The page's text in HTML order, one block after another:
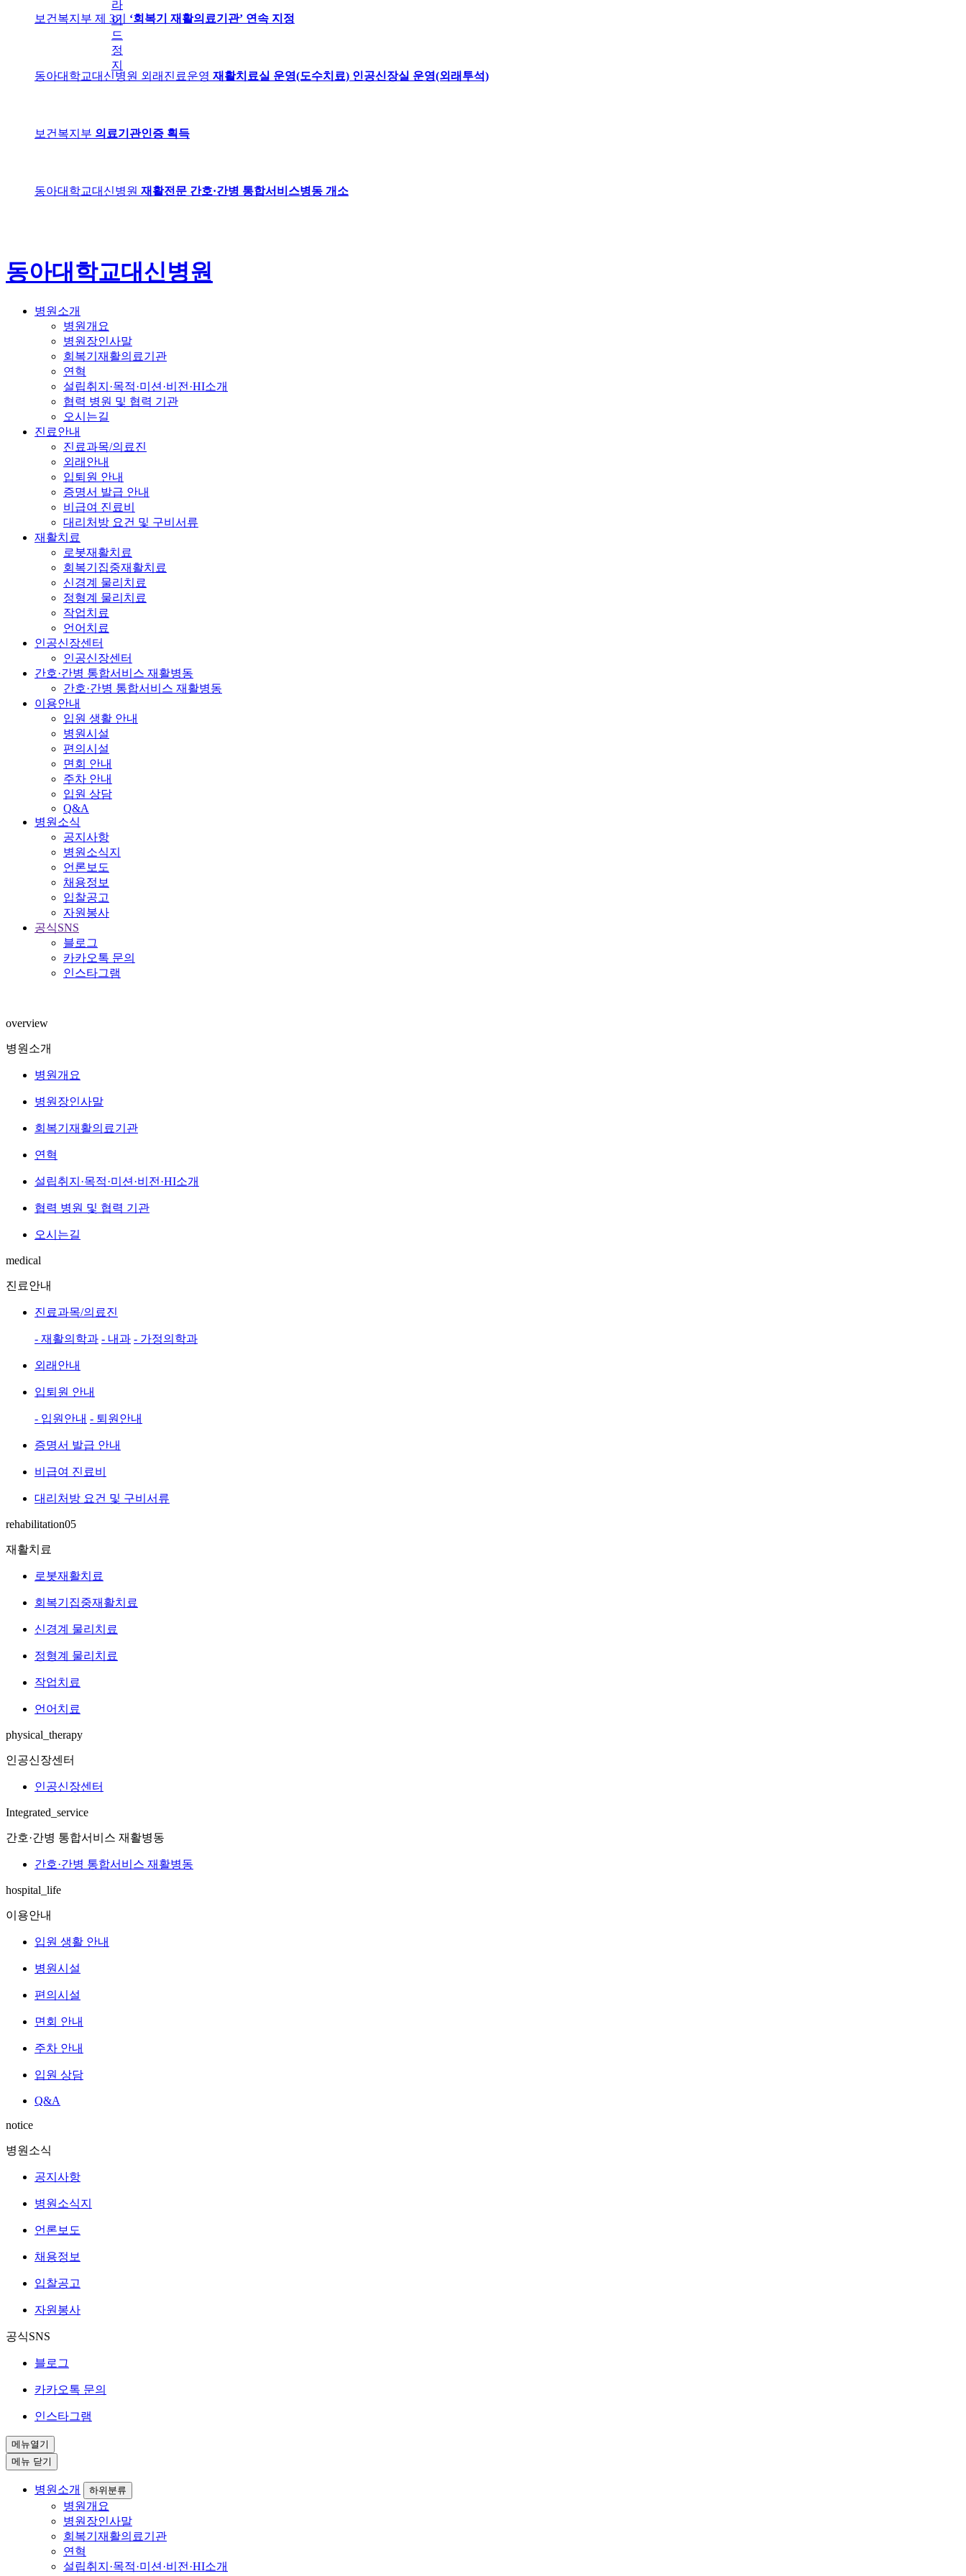
보건복지부 제 3기 ‘회복기 재활의료기관’ 연속 지정
동아대학교대신병원 외래진료운영 재활치료실 운영(도수치료) 인공신장실 운영(외래투석)
보건복지부 의료기관인증 획득
동아대학교대신병원 재활전문 간호·간병 통합서비스병동 개소
라
이
드
정
지
동아대학교대신병원
병원소개
병원개요
병원장인사말
회복기재활의료기관
연혁
설립취지·목적·미션·비전·HI소개
협력 병원 및 협력 기관
오시는길
진료안내
진료과목/의료진
외래안내
입퇴원 안내
증명서 발급 안내
비급여 진료비
대리처방 요건 및 구비서류
재활치료
로봇재활치료
회복기집중재활치료
신경계 물리치료
정형계 물리치료
작업치료
언어치료
인공신장센터
인공신장센터
간호·간병 통합서비스 재활병동
간호·간병 통합서비스 재활병동
이용안내
입원 생활 안내
병원시설
편의시설
면회 안내
주차 안내
입원 상담
Q&A
병원소식
공지사항
병원소식지
언론보도
채용정보
입찰공고
자원봉사
공식SNS
블로그
카카오톡 문의
인스타그램
overview
병원소개
병원개요
병원장인사말
회복기재활의료기관
연혁
설립취지·목적·미션·비전·HI소개
협력 병원 및 협력 기관
오시는길
medical
진료안내
진료과목/의료진
- 재활의학과 - 내과 - 가정의학과
외래안내
입퇴원 안내
- 입원안내 - 퇴원안내
증명서 발급 안내
비급여 진료비
대리처방 요건 및 구비서류
rehabilitation05
재활치료
로봇재활치료
회복기집중재활치료
신경계 물리치료
정형계 물리치료
작업치료
언어치료
physical_therapy
인공신장센터
인공신장센터
Integrated_service
간호·간병 통합서비스 재활병동
간호·간병 통합서비스 재활병동
hospital_life
이용안내
입원 생활 안내
병원시설
편의시설
면회 안내
주차 안내
입원 상담
Q&A
notice
병원소식
공지사항
병원소식지
언론보도
채용정보
입찰공고
자원봉사
공식SNS
블로그
카카오톡 문의
인스타그램
메뉴열기
메뉴 닫기
병원소개 하위분류
병원개요
병원장인사말
회복기재활의료기관
연혁
설립취지·목적·미션·비전·HI소개